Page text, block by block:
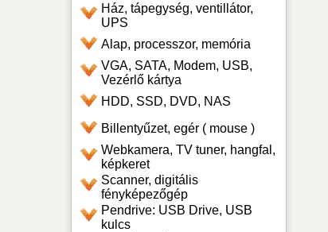
Ház, tápegység, ventillátor,
UPS
Alap, processzor, memória
VGA, SATA, Modem, USB,
Vezérlő kártya
HDD, SSD, DVD, NAS
Billentyűzet, egér ( mouse )
Webkamera, TV tuner, hangfal,
képkeret
Scanner, digitális
fényképezőgép
Pendrive: USB Drive, USB
kulcs